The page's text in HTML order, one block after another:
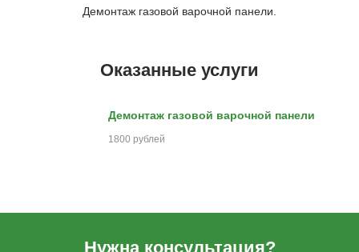
Демонтаж газовой варочной панели.
Оказанные услуги
Демонтаж газовой варочной панели
1800 рублей
Нужна консультация?